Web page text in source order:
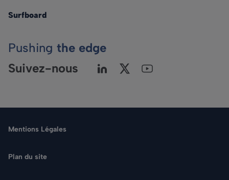
Surfboard
Pushing the edge
Suivez-nous
Mentions Légales
Plan du site